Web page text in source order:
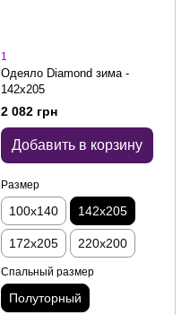
1
Одеяло Diamond зима -
142x205
2 082 грн
Добавить в корзину
Размер
100x140 142x205
172x205 220x200
Спальный размер
Полуторный